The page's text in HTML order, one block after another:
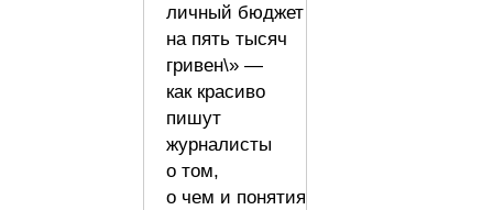
личный бюджет
на пять тысяч
гривен\» —
как красиво
пишут
журналисты
о том,
о чем и понятия